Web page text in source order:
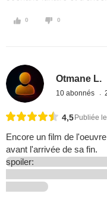
0 0
Otmane L.
10 abonnés
4,5 Publiée
Encore un film de
avant l'arrivée de sa fin.
spoiler: